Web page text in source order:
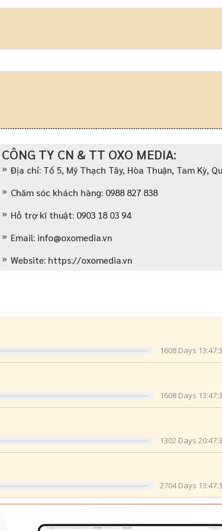
CÔNG TY CN & TT OXO MEDIA:
Địa chỉ: Tổ 5, Mỹ Thạch Tây, Hòa Thuận, Tam Kỳ,
Chăm sóc khách hàng: 0988 827 838
Hỗ trợ kĩ thuật: 0903 18 03 94
Email: info@oxomedia.vn
Website: https://oxomedia.vn
1608 Days
1608 Days
1302 Days
2704 Days